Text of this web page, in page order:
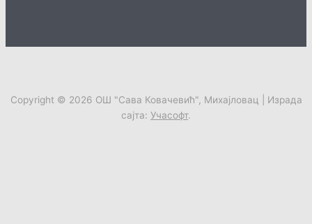
Copyright © 2026 ОШ "Сава Ковачевић", Михајловац | Израда
сајта: Учасофт.